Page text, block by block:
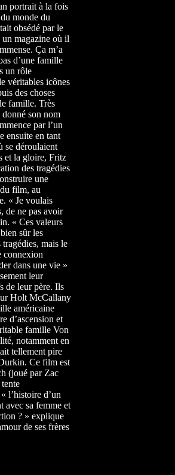
portrait à la fois
monde du
obsédé par le
un magazine où il
Ça m’a
d’une famille
un rôle
véritables icônes
des choses
famille. Très
son nom
par l’un
ensuite en tant
se déroulaient
et la gloire, Fritz
des tragédies
une
film, au
« Je voulais
de ne pas avoir
« Ces valeurs
sûr les
mais le
connexion
dans une vie »
leur
de leur père. Ils
Holt McCallany
américaine
d’ascension et
famille Von
notamment en
tellement pire
Ce film est
(joué par Zac
l’histoire d’un
avec sa femme et
? » explique
de ses frères